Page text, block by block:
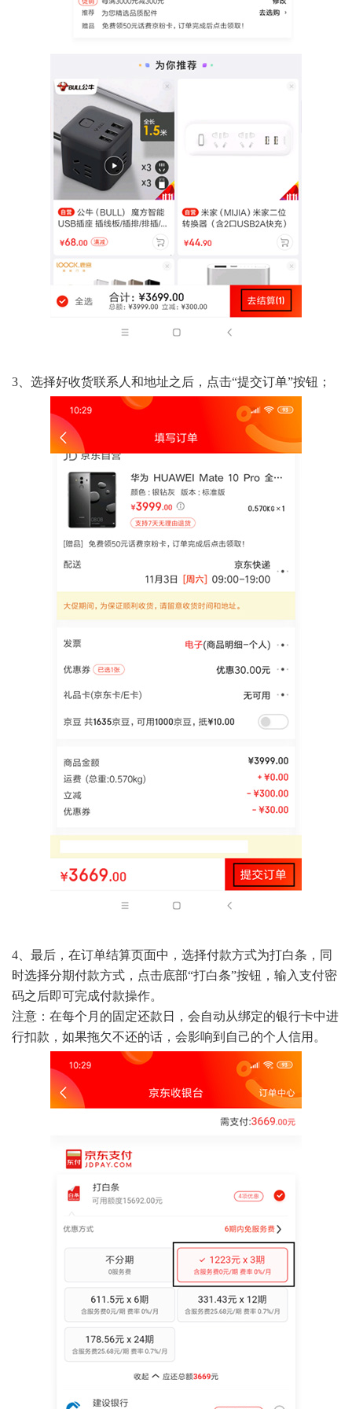
3、选择好收货联系人和地址之后，点击“提交订单”按钮；
4、最后，在订单结算页面中，选择付款方式为打白条，同
时选择分期付款方式，点击底部“打白条”按钮，输入支付密
码之后即可完成付款操作。
注意：在每个月的固定还款日，会自动从绑定的银行卡中进
行扣款，如果拖欠不还的话，会影响到自己的个人信用。